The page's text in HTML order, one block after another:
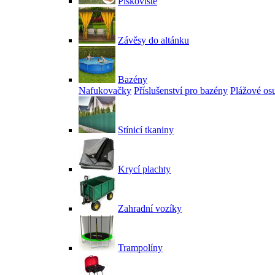
Závěsy do altánku
Bazény
Nafukovačky Příslušenství pro bazény Plážové
Stínicí tkaniny
Krycí plachty
Zahradní vozíky
Trampolíny